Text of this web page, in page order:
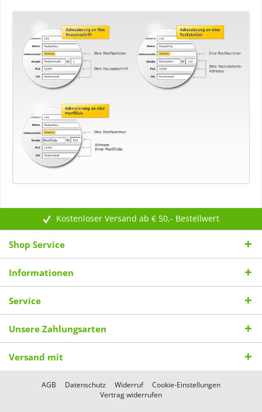
Kostenloser Versand ab € 50,- Bestellwert
Shop Service
Informationen
Service
Unsere Zahlungsarten
Versand mit
AGB Datenschutz Widerruf
Cookie-Einstellungen
Vertrag widerrufen